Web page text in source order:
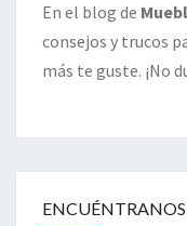
En el blog de
consejos y trucos
más te guste. ¡No
ENCUÉNTRANOS